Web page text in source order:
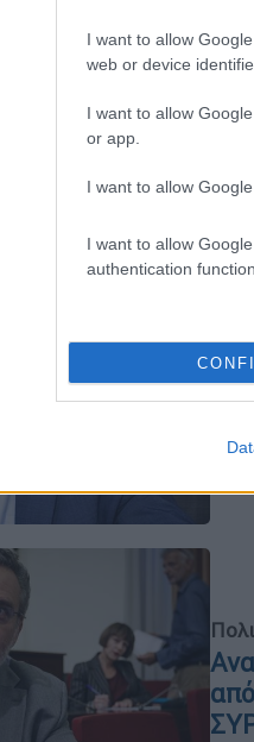
I want to allow
web or device
I want to allow
or app.
I want to allow
I want to allow
authentication
Τι
Το
Το